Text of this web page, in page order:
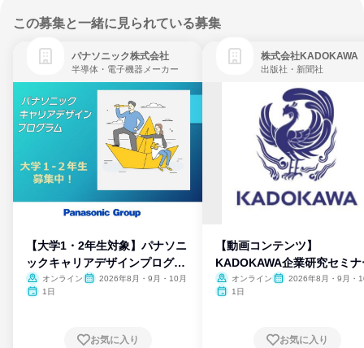
この募集と一緒に見られている募集
パナソニック株式会社
半導体・電子機器メーカー
【大学1・2年生対象】パナソニ
ックキャリアデザインプログラ
ム
オンライン
2026年8月・9月・10月
1日
お気に入り
株式会社KADOKAWA
出版社・新聞社
【動画コンテンツ】
KADOKAWA企業研究セミナ
オンライン
2026年8月・9月・
1日
お気に入り